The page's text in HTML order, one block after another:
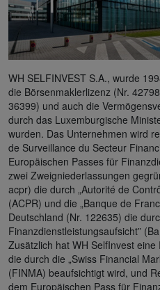
WH SELFINVEST S.A., wurde
die Börsenmaklerlizenz (Nr.
36399) und auch die
durch das Luxemburgische
wurden. Das Unternehmen wird
de Surveillance du Secteur
Europäischen Passes für
zwei Zweigniederlassungen
acpr) die durch „Autorité de
(ACPR) und die „Banque de
Deutschland (Nr. 122635) die
Finanzdienstleistungsaufsicht”
Zusätzlich hat WH SelfInvest
die durch die „Swiss Financial
(FINMA) beaufsichtigt wird, und
dem Europäischen Pass für